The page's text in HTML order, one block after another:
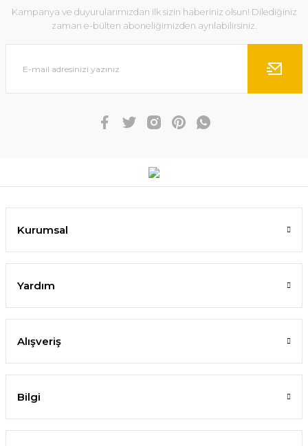
Kampanya ve duyurularımızdan ilk sizin haberiniz olsun! Dilediğiniz
zaman e-bülten aboneliğimizden ayrılabilirsiniz.
Kurumsal
Yardım
Alışveriş
Bilgi